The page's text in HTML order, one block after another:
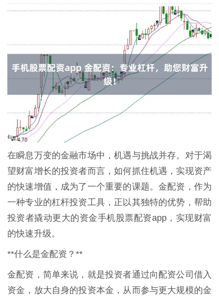
在瞬息万变的金融市场中，机遇与挑战并存。对于渴
望财富增长的投资者而言，如何抓住机遇，实现资产
的快速增值，成为了一个重要的课题。金配资，作为
一种专业的杠杆投资工具，正以其独特的优势，帮助
投资者撬动更大的资金手机股票配资app，实现财富
的快速升级。
**什么是金配资？**
金配资，简单来说，就是投资者通过向配资公司借入
资金，放大自身的投资本金，从而参与更大规模的金